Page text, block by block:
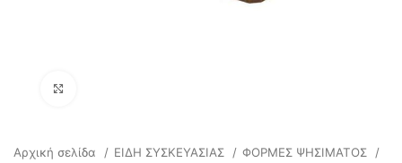
Αρχική σελίδα ΕΙΔΗ ΣΥΣΚΕΥΑΣΙΑΣ
ΦΟΡΜΕΣ ΨΗΣΙΜΑΤΟΣ